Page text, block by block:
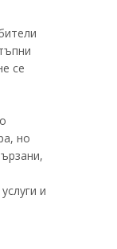
се
но
и